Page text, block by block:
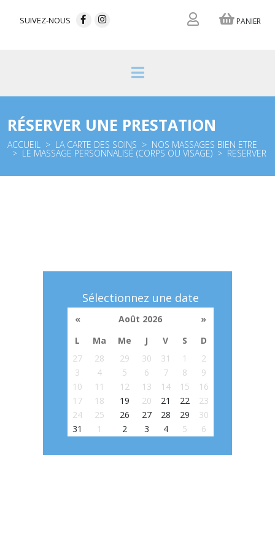
SUIVEZ-NOUS PANIER
RÉSERVER UNE PRESTATION
ACCUEIL LA CARTE DES SOINS NOS MASSAGES BIEN ETRE
LE MASSAGE PERSONNALISÉ (CORPS OU VISAGE) RESERVER
Sélectionnez une date
« Août 2026
»
L
Ma Me J V S
D
27
28 29 30 31 1
2
3
4 5 6 7 8
9
10
11 12 13 14 15
16
17
18 19 20 21 22
23
24
25 26 27 28 29
30
31
1 2 3 4 5 6